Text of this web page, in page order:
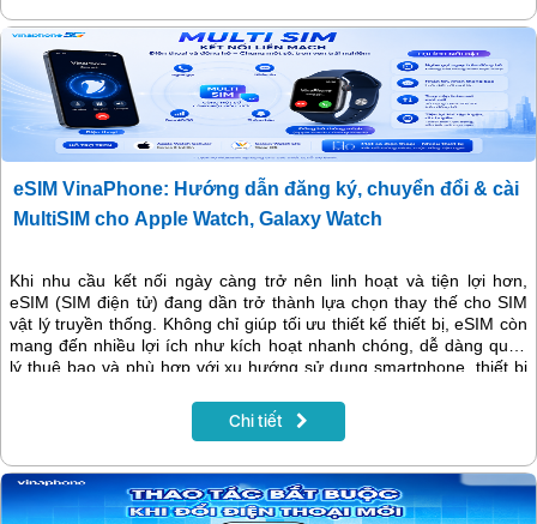
eSIM VinaPhone: Hướng dẫn đăng ký, chuyển đổi & cài
MultiSIM cho Apple Watch, Galaxy Watch
Khi nhu cầu kết nối ngày càng trở nên linh hoạt và tiện lợi hơn,
eSIM (SIM điện tử) đang dần trở thành lựa chọn thay thế cho SIM
vật lý truyền thống. Không chỉ giúp tối ưu thiết kế thiết bị, eSIM còn
mang đến nhiều lợi ích như kích hoạt nhanh chóng, dễ dàng quản
lý thuê bao và phù hợp với xu hướng sử dụng smartphone, thiết bị
Chi tiết